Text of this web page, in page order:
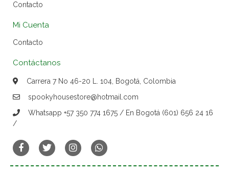
Contacto
Mi Cuenta
Contacto
Contáctanos
Carrera 7 No 46-20 L. 104, Bogotá, Colombia
spookyhousestore@hotmail.com
Whatsapp +57 350 774 1675 / En Bogotá (601) 656 24 16
/